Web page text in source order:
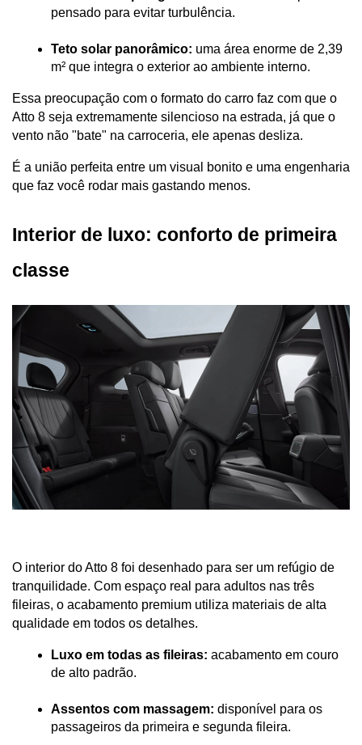
pensado para evitar turbulência.
Teto solar panorâmico: uma área enorme de 2,39
m² que integra o exterior ao ambiente interno.
Essa preocupação com o formato do carro faz com que o
Atto 8 seja extremamente silencioso na estrada, já que o
vento não "bate" na carroceria, ele apenas desliza.
É a união perfeita entre um visual bonito e uma engenharia
que faz você rodar mais gastando menos.
Interior de luxo: conforto de primeira
classe
O interior do Atto 8 foi desenhado para ser um refúgio de
tranquilidade. Com espaço real para adultos nas três
fileiras, o acabamento premium utiliza materiais de alta
qualidade em todos os detalhes.
Luxo em todas as fileiras: acabamento em couro
de alto padrão.
Assentos com massagem: disponível para os
passageiros da primeira e segunda fileira.